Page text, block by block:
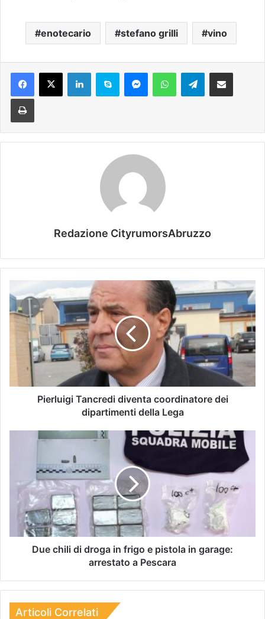
enotecario stefano grilli vino
Telegram
Redazione CityrumorsAbruzzo
Pierluigi Tancredi diventa coordinatore dei
dipartimenti della Lega
Due chili di droga in frigo e pistola in garage:
arrestato a Pescara
Articoli Correlati